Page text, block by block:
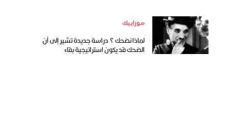
موزاييك
لماذا نضحك ؟ دراسة جديدة تشير إلى أن
الضحك قد يكون استراتيجية بقاء